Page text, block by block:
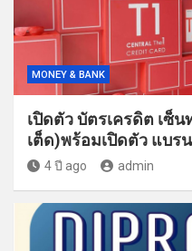
MONEY & BANK
เปิดตัว บัตรเครดิต เซ็
เต็ด)พร้อมเปิดตัว แบร
4 ปี ago admin